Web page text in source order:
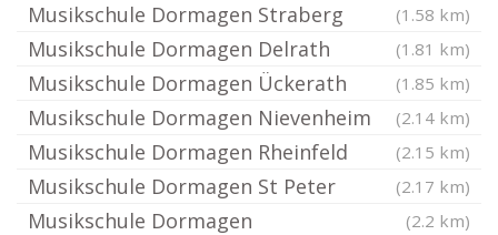
Musikschule Dormagen Straberg (1.58 km)
Musikschule Dormagen Delrath (1.81 km)
Musikschule Dormagen Ückerath (1.85 km)
Musikschule Dormagen Nievenheim (2.14 km)
Musikschule Dormagen Rheinfeld (2.15 km)
Musikschule Dormagen St Peter (2.17 km)
Musikschule Dormagen (2.2 km)